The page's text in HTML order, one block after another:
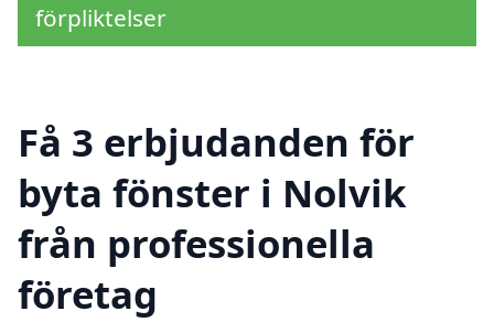
förpliktelser
Få 3 erbjudanden för
byta fönster i Nolvik
från professionella
företag